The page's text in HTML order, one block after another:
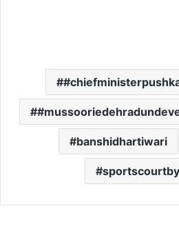
banshidhartiwari